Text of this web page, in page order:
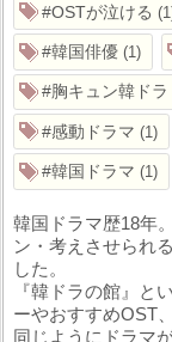
#OSTが泣ける 1
#韓国俳優 1
#胸キュン韓ドラ
#感動ドラマ 1
#韓国ドラマ 1
韓国ドラマ歴18年
ン・考えさせられ
した。
『韓ドラの館』と
ーやおすすめOST
同じようにドラマ